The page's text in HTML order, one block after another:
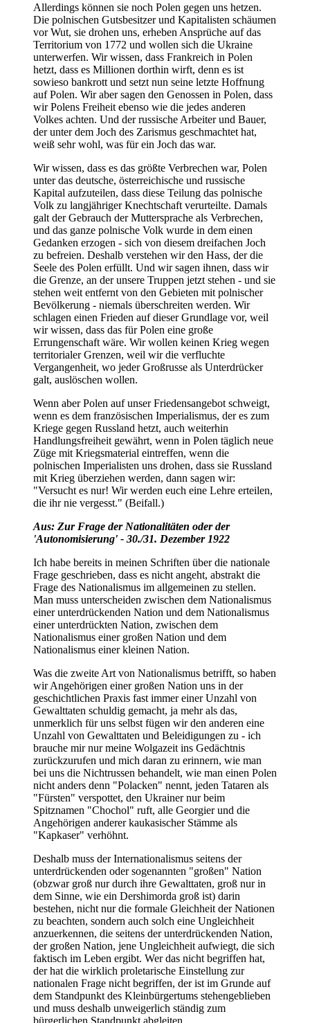
Allerdings können sie noch Polen gegen uns hetzen.
Die polnischen Gutsbesitzer und Kapitalisten schäumen
vor Wut, sie drohen uns, erheben Ansprüche auf das
Territorium von 1772 und wollen sich die Ukraine
unterwerfen. Wir wissen, dass Frankreich in Polen
hetzt, dass es Millionen dorthin wirft, denn es ist
sowieso bankrott und setzt nun seine letzte Hoffnung
auf Polen. Wir aber sagen den Genossen in Polen, dass
wir Polens Freiheit ebenso wie die jedes anderen
Volkes achten. Und der russische Arbeiter und Bauer,
der unter dem Joch des Zarismus geschmachtet hat,
weiß sehr wohl, was für ein Joch das war.
Wir wissen, dass es das größte Verbrechen war, Polen
unter das deutsche, österreichische und russische
Kapital aufzuteilen, dass diese Teilung das polnische
Volk zu langjähriger Knechtschaft verurteilte. Damals
galt der Gebrauch der Muttersprache als Verbrechen,
und das ganze polnische Volk wurde in dem einen
Gedanken erzogen - sich von diesem dreifachen Joch
zu befreien. Deshalb verstehen wir den Hass, der die
Seele des Polen erfüllt. Und wir sagen ihnen, dass wir
die Grenze, an der unsere Truppen jetzt stehen - und sie
stehen weit entfernt von den Gebieten mit polnischer
Bevölkerung - niemals überschreiten werden. Wir
schlagen einen Frieden auf dieser Grundlage vor, weil
wir wissen, dass das für Polen eine große
Errungenschaft wäre. Wir wollen keinen Krieg wegen
territorialer Grenzen, weil wir die verfluchte
Vergangenheit, wo jeder Großrusse als Unterdrücker
galt, auslöschen wollen.
Wenn aber Polen auf unser Friedensangebot schweigt,
wenn es dem französischen Imperialismus, der es zum
Kriege gegen Russland hetzt, auch weiterhin
Handlungsfreiheit gewährt, wenn in Polen täglich neue
Züge mit Kriegsmaterial eintreffen, wenn die
polnischen Imperialisten uns drohen, dass sie Russland
mit Krieg überziehen werden, dann sagen wir:
"Versucht es nur! Wir werden euch eine Lehre erteilen,
die ihr nie vergesst." (Beifall.)
Aus: Zur Frage der Nationalitäten oder der
'Autonomisierung' - 30./31. Dezember 1922
Ich habe bereits in meinen Schriften über die nationale
Frage geschrieben, dass es nicht angeht, abstrakt die
Frage des Nationalismus im allgemeinen zu stellen.
Man muss unterscheiden zwischen dem Nationalismus
einer unterdrückenden Nation und dem Nationalismus
einer unterdrückten Nation, zwischen dem
Nationalismus einer großen Nation und dem
Nationalismus einer kleinen Nation.
Was die zweite Art von Nationalismus betrifft, so haben
wir Angehörigen einer großen Nation uns in der
geschichtlichen Praxis fast immer einer Unzahl von
Gewalttaten schuldig gemacht, ja mehr als das,
unmerklich für uns selbst fügen wir den anderen eine
Unzahl von Gewalttaten und Beleidigungen zu - ich
brauche mir nur meine Wolgazeit ins Gedächtnis
zurückzurufen und mich daran zu erinnern, wie man
bei uns die Nichtrussen behandelt, wie man einen Polen
nicht anders denn "Polacken" nennt, jeden Tataren als
"Fürsten" verspottet, den Ukrainer nur beim
Spitznamen "Chochol" ruft, alle Georgier und die
Angehörigen anderer kaukasischer Stämme als
"Kapkaser" verhöhnt.
Deshalb muss der Internationalismus seitens der
unterdrückenden oder sogenannten "großen" Nation
(obzwar groß nur durch ihre Gewalttaten, groß nur in
dem Sinne, wie ein Dershimorda groß ist) darin
bestehen, nicht nur die formale Gleichheit der Nationen
zu beachten, sondern auch solch eine Ungleichheit
anzuerkennen, die seitens der unterdrückenden Nation,
der großen Nation, jene Ungleichheit aufwiegt, die sich
faktisch im Leben ergibt. Wer das nicht begriffen hat,
der hat die wirklich proletarische Einstellung zur
nationalen Frage nicht begriffen, der ist im Grunde auf
dem Standpunkt des Kleinbürgertums stehengeblieben
und muss des­halb unweigerlich ständig zum
bürgerlichen Standpunkt abgleiten.